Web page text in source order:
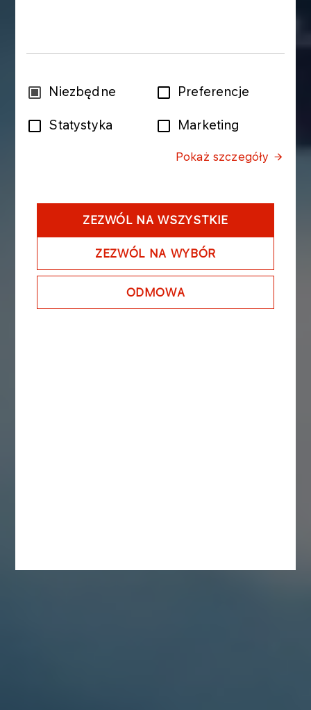
WybórNiezbędne Preferencje
Statystyka Marketing
Pokaż szczegóły
ZEZWÓL NA WSZYSTKIE
ZEZWÓL NA WYBÓR
ODMOWA